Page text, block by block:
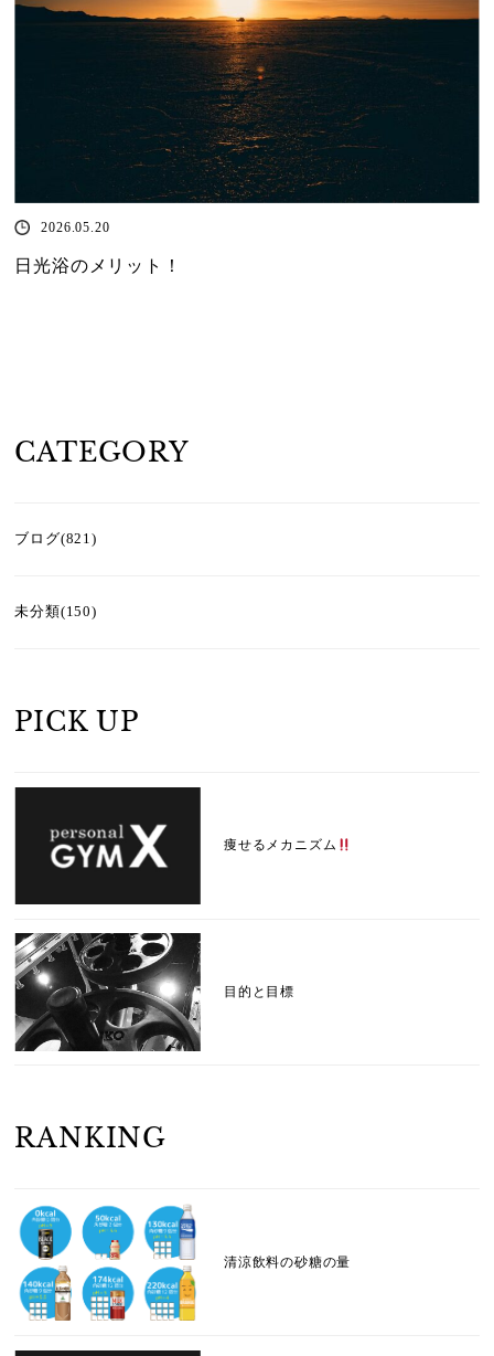
2026.05.20
日光浴のメリット！
CATEGORY
ブログ(821)
未分類(150)
PICK UP
痩せるメカニズム
目的と目標
RANKING
清涼飲料の砂糖の量